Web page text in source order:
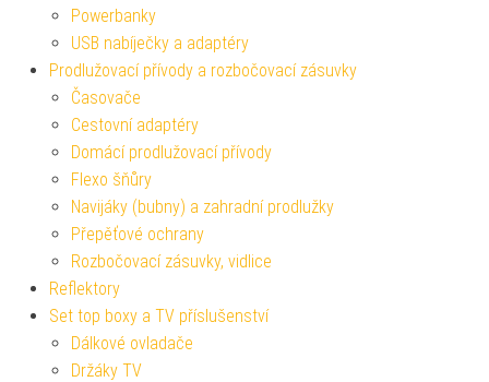
Powerbanky
USB nabíječky a adaptéry
Prodlužovací přívody a rozbočovací zásuvky
Časovače
Cestovní adaptéry
Domácí prodlužovací přívody
Flexo šňůry
Navijáky (bubny) a zahradní prodlužky
Přepěťové ochrany
Rozbočovací zásuvky, vidlice
Reflektory
Set top boxy a TV příslušenství
Dálkové ovladače
Držáky TV